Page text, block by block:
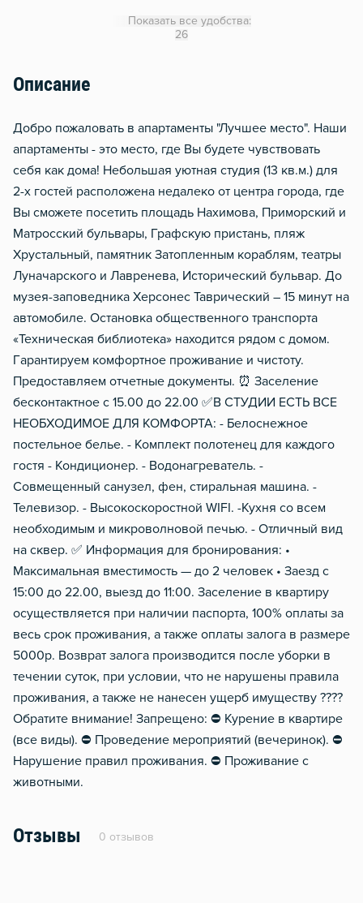
Водонагреватель
Показать все удобства:
26
Описание
Добро пожаловать в апартаменты "Лучшее место". Наши
апартаменты - это место, где Вы будете чувствовать
себя как дома! Небольшая уютная студия (13 кв.м.) для
2-х гостей расположена недалеко от центра города, где
Вы сможете посетить площадь Нахимова, Приморский и
Матросский бульвары, Графскую пристань, пляж
Хрустальный, памятник Затопленным кораблям, театры
Луначарского и Лавренева, Исторический бульвар. До
музея-заповедника Херсонес Таврический – 15 минут на
автомобиле. Остановка общественного транспорта
«Техническая библиотека» находится рядом с домом.
Гaрaнтиpуeм комфортнoе пpoживaниe и чистоту.
Прeдоставляем отчетные документы. ⏰ Заселение
бесконтактное с 15.00 до 22.00 ✅В СТУДИИ ЕСТЬ ВСЕ
НЕОБХОДИМОЕ ДЛЯ КОМФОРТА: - Белоснежное
постельное белье. - Комплект полотенец для каждого
гостя - Кондиционер. - Водонагреватель. -
Совмещенный санузел, фен, стиральная машина. -
Телевизор. - Высокоскоростной WIFI. -Кухня со всем
необходимым и микроволновой печью. - Отличный вид
на сквер. ✅ Информация для бронирования: •
Максимальная вместимость — до 2 человек • Заезд с
15:00 до 22.00, выезд до 11:00. Заселение в квартиру
осуществляется при наличии паспорта, 100% оплаты за
весь срок проживания, а также оплаты залога в размере
5000р. Возврат залога производится после уборки в
течении суток, при условии, что не нарушены правила
проживания, а также не нанесен ущерб имуществу ????
Обратите внимание! Запрещено: ⛔️ Курение в квартире
(все виды). ⛔️ Проведение мероприятий (вечеринок). ⛔️
Нарушение правил проживания. ⛔️ Проживание с
животными.
Отзывы 0 отзывов